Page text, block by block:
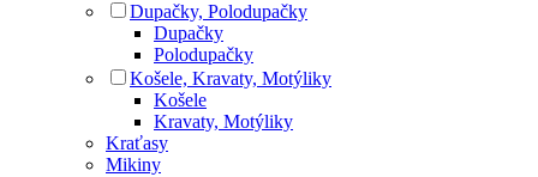
Dupačky, Polodupačky
Dupačky
Polodupačky
Košele, Kravaty, Motýliky
Košele
Kravaty, Motýliky
Kraťasy
Mikiny